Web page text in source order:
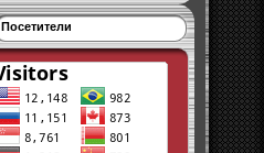
Посетители